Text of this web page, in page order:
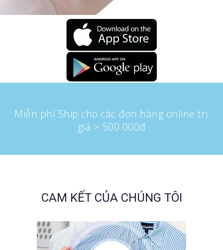
Miễn phí Ship cho các đơn hàng online trị
giá > 500.000đ
CAM KẾT CỦA CHÚNG TÔI